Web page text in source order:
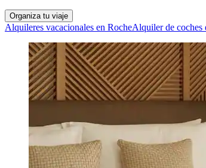
Organiza tu viaje
Alquileres vacacionales en RocheAlquiler de coches